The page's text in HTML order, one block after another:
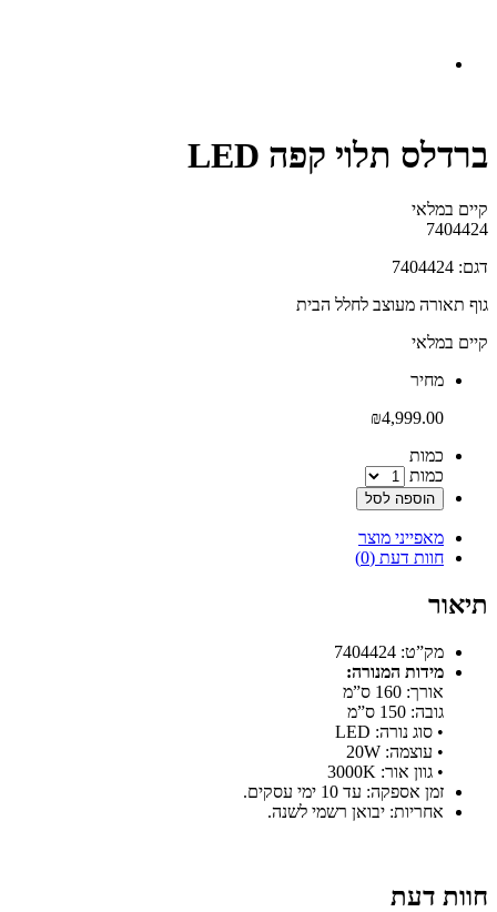
ברדלס תלוי קפה LED
קיים במלאי‬
7404424
דגם: 7404424
גוף תאורה מעוצב לחלל הבית
קיים במלאי
‫מחיר‬
₪4,999.00
‫כמות‬
כמות
הוספה לסל
מאפייני מוצר
חוות דעת (0)
תיאור
מק”ט: 7404424
מידות המנורה:
אורך: 160 ס”מ
גובה: 150 ס”מ
• סוג נורה: LED
• עוצמה: 20W
• גוון אור: 3000K
זמן אספקה: עד 10 ימי עסקים.
אחריות: יבואן רשמי לשנה.
חוות דעת